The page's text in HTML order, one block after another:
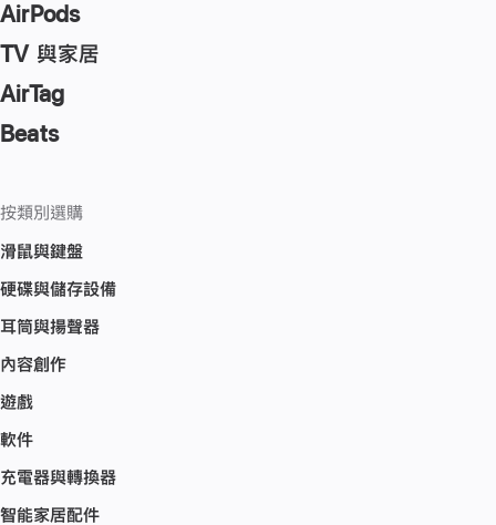
AirPods
TV 與家居
AirTag
Beats
按類別選購
滑鼠與鍵盤
硬碟與儲存設備
耳筒與揚聲器
內容創作
遊戲
軟件
充電器與轉換器
智能家居配件